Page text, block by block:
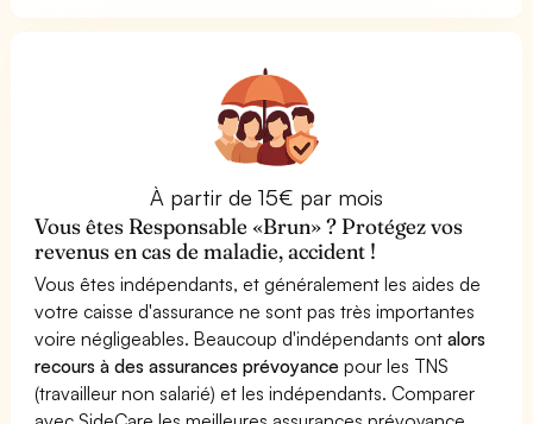
À partir de 15€ par mois
Vous êtes Responsable «Brun» ? Protégez vos
revenus en cas de maladie, accident !
Vous êtes indépendants, et généralement les aides de
votre caisse d'assurance ne sont pas très importantes
voire négligeables. Beaucoup d'indépendants ontalors
recours à des assurances prévoyance pour les TNS
(travailleur non salarié) et les indépendants. Comparer